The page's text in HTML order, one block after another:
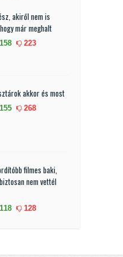
akiről nem is
már meghalt
223
akkor és most
268
filmes baki,
nem vettél
128